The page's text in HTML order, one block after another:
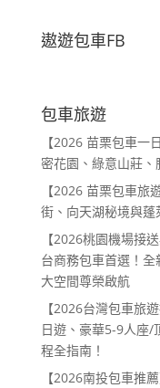
遨遊包車FB
包車旅遊
【2026 苗栗包車一
密花園、綠意山莊、
【2026 苗栗包車旅
街、向天湖秘境與
【2026桃園機場接
台商務包車首選！
大空間尊榮啟航
【2026台灣包車旅
日遊、豪華5-9人座/
程全指南！
【2026南投包車推